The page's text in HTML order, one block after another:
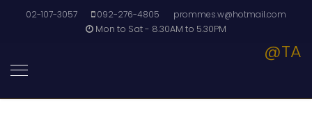
02-107-3057 092-276-4805
prommes.w@hotmail.com
Mon to Sat - 8.30AM to 5.30PM
@TA